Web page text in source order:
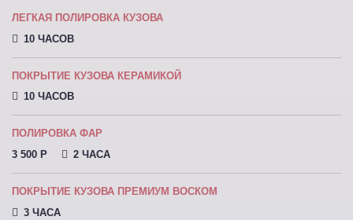
ЛЕГКАЯ ПОЛИРОВКА КУЗОВА
10 ЧАСОВ
ПОКРЫТИЕ КУЗОВА КЕРАМИКОЙ
10 ЧАСОВ
ПОЛИРОВКА ФАР
3 500 P
2 ЧАСА
ПОКРЫТИЕ КУЗОВА ПРЕМИУМ ВОСКОМ
3 ЧАСА